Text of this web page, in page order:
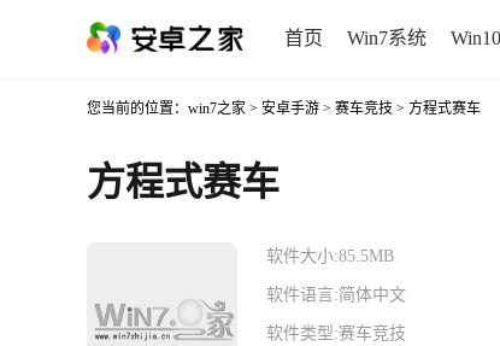
首页 Win7系统
您当前的位置： win7之家 > 安卓手游 > 赛车竞技 > 方程式赛车
方程式赛车
软件大小:85.5MB
软件语言:简体中文
软件类型:赛车竞技